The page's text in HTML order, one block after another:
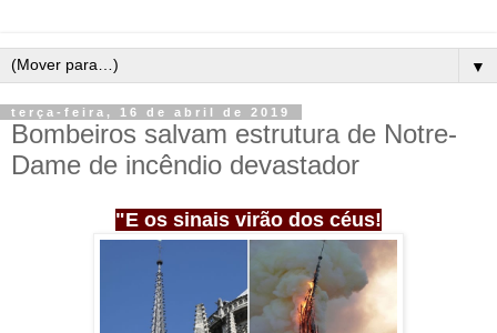
▼
terça-feira, 16 de abril de 2019
Bombeiros salvam estrutura de Notre-
Dame de incêndio devastador
"E os sinais virão dos céus!